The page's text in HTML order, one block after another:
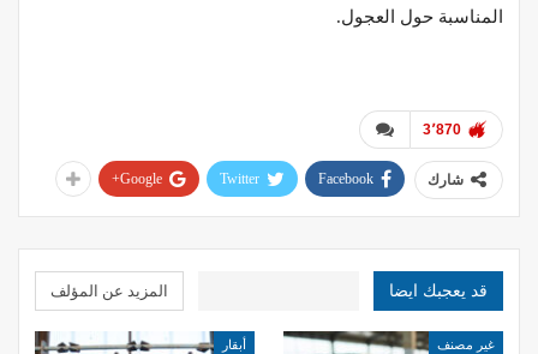
المناسبة حول العجول.
3٬870
شارك Facebook
Twitter
Google+
قد يعجبك ايضا المزيد عن المؤلف
غير مصنف أبقار